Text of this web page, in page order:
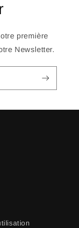
première
Newsletter.